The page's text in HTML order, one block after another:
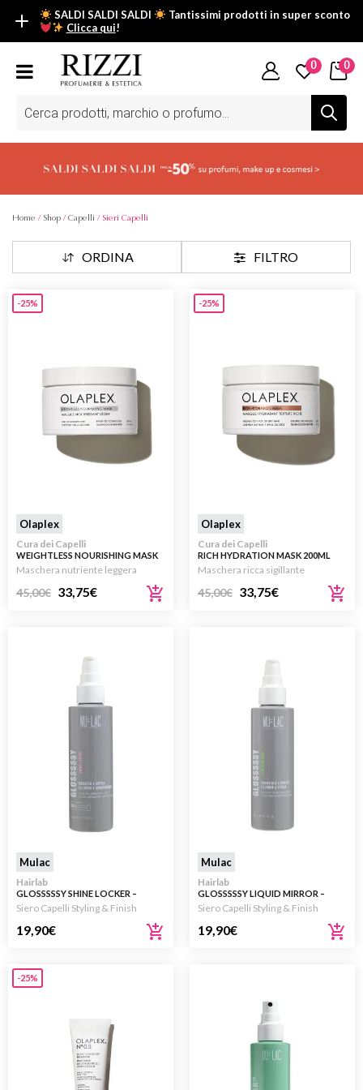
SALDI SALDI SALDI
Tantissimi prodotti in super sconto
Clicca qui!
SALDI SALDI SALDI
Fino al -50% su tantissimi prodotti beauty nella sezione saldi: il
Scopri tutti i prodotti in super saldo!Clicca qui
prodotti
0 0
Home / Shop / Capelli / Sieri Capelli
ORDINA FILTRO
-25%
Olaplex
Cura dei Capelli
WEIGHTLESS NOURISHING MASK
200ML
Maschera nutriente leggera
45,00€ 33,75€
-25%
Olaplex
Cura dei Capelli
RICH HYDRATION MASK 200ML
Maschera ricca sigillante
45,00€ 33,75€
Mulac
Hairlab
GLOSSSSSY SHINE LOCKER –
FLUIDO LAMINAZIONE SENZA
RISCIACQUO 150ML
Siero Capelli Styling & Finish
19,90€
Mulac
Hairlab
GLOSSSSSY LIQUID MIRROR –
SIERO LAMINAZIONE A
RISCIACQUO 150ML
Siero Capelli Styling & Finish
19,90€
-25%